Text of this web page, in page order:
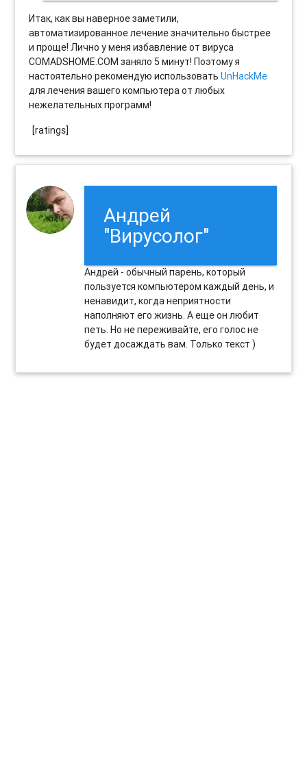
Итак, как вы наверное заметили,
автоматизированное лечение значительно быстрее
и проще! Лично у меня избавление от вируса
COMADSHOME.COM заняло 5 минут! Поэтому я
настоятельно рекомендую использоватьUnHackMe
для лечения вашего компьютера от любых
нежелательных программ!
[ratings]
Андрей
"Вирусолог"
Андрей - обычный парень, который
пользуется компьютером каждый день, и
ненавидит, когда неприятности
наполняют его жизнь. А еще он любит
петь. Но не переживайте, его голос не
будет досаждать вам. Только текст )